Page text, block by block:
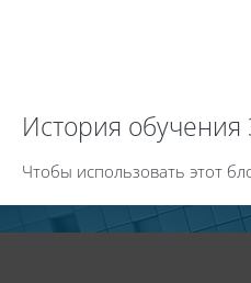
История обучения
Чтобы использовать этот